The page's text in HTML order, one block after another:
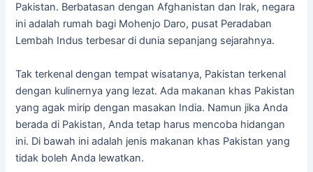
Pakistan. Berbatasan dengan Afghanistan dan Irak, negara
ini adalah rumah bagi Mohenjo Daro, pusat Peradaban
Lembah Indus terbesar di dunia sepanjang sejarahnya.
Tak terkenal dengan tempat wisatanya, Pakistan terkenal
dengan kulinernya yang lezat. Ada makanan khas Pakistan
yang agak mirip dengan masakan India. Namun jika Anda
berada di Pakistan, Anda tetap harus mencoba hidangan
ini. Di bawah ini adalah jenis makanan khas Pakistan yang
tidak boleh Anda lewatkan.